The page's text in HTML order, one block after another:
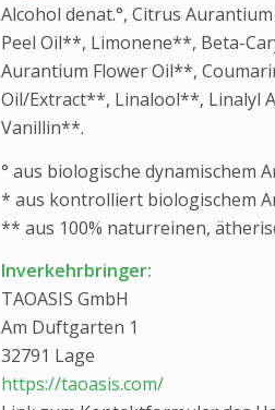
Alcohol denat.°, Citrus
Peel Oil**, Limonene**, Beta-
Aurantium Flower Oil**,
Oil/Extract**, Linalool**, Linalyl
Vanillin**.
° aus biologische dynamischem
* aus kontrolliert biologischem
** aus 100% naturreinen,
Inverkehrbringer:
TAOASIS GmbH
Am Duftgarten 1
32791 Lage
https://taoasis.com/